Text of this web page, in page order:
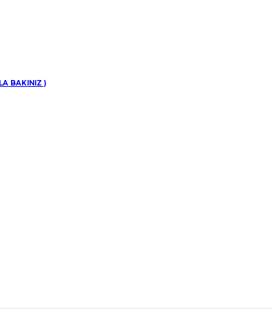
BAKINIZ )